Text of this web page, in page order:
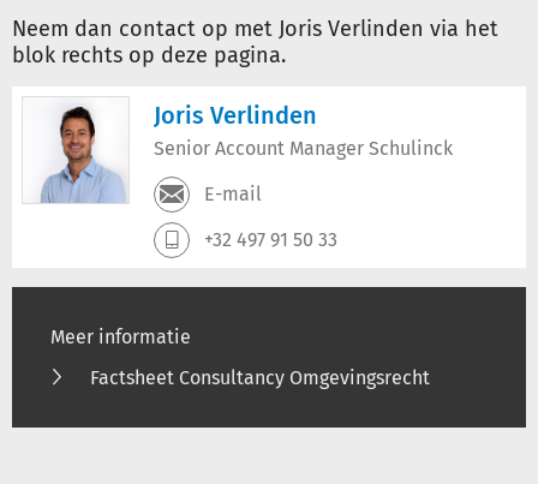
Neem dan contact op met Joris Verlinden via het
blok rechts op deze pagina.
Joris Verlinden
Senior Account Manager Schulinck
E-mail
+32 497 91 50 33
Meer informatie
Factsheet Consultancy Omgevingsrecht